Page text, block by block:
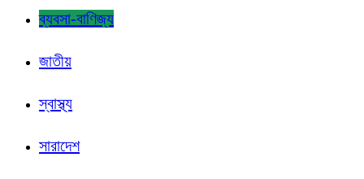
ব্যবসা-বাণিজ্য
জাতীয়
স্বাস্থ্য
সারাদেশ